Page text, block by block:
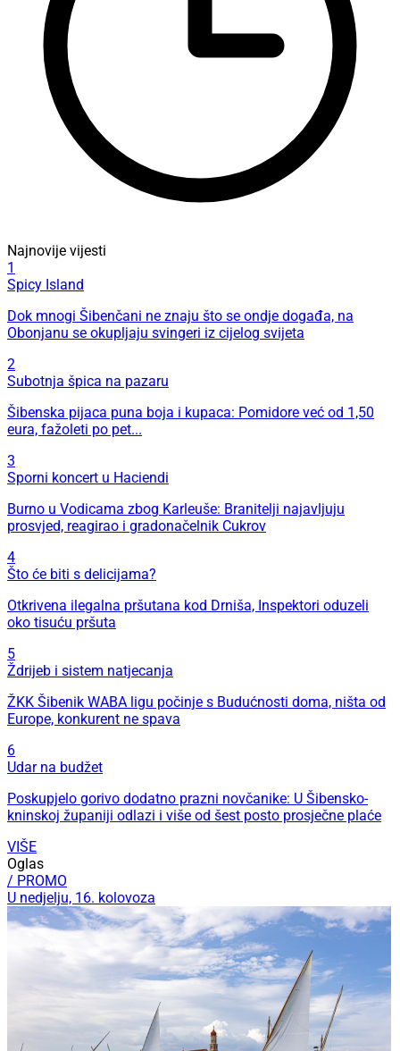
Najnovije vijesti
1
Spicy Island
Dok mnogi Šibenčani ne znaju što se ondje događa, na
Obonjanu se okupljaju svingeri iz cijelog svijeta
2
Subotnja špica na pazaru
Šibenska pijaca puna boja i kupaca: Pomidore već od 1,50
eura, fažoleti po pet...
3
Sporni koncert u Haciendi
Burno u Vodicama zbog Karleuše: Branitelji najavljuju
prosvjed, reagirao i gradonačelnik Cukrov
4
Što će biti s delicijama?
Otkrivena ilegalna pršutana kod Drniša, Inspektori oduzeli
oko tisuću pršuta
5
Ždrijeb i sistem natjecanja
ŽKK Šibenik WABA ligu počinje s Budućnosti doma, ništa od
Europe, konkurent ne spava
6
Udar na budžet
Poskupjelo gorivo dodatno prazni novčanike: U Šibensko-
kninskoj županiji odlazi i više od šest posto prosječne plaće
VIŠE
Oglas
/ PROMO
U nedjelju, 16. kolovoza